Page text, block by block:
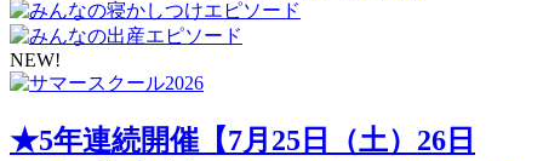
NEW!
★5年連続開催【7月25日（土）26日